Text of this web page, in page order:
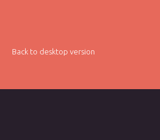
Back to desktop version